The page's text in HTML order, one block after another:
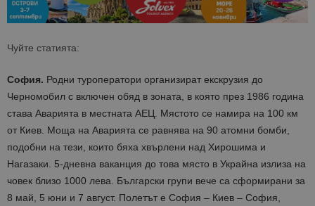
Чуйте статията:
София. Родни туроператори организират екскрузия до
Черномобил с включен обяд в зоната, в която през 1986 година
става Аварията в местната АЕЦ. Мястото се намира на 100 км
от Киев. Моща на Аварията се равнява на 90 атомни бомби,
подобни на тези, които бяха хвърлени над Хирошима и
Нагазаки. 5-дневна ваканция до това място в Украйна излиза на
човек близо 1000 лева. Български групи вече са сформирани за
8 май, 5 юни и 7 август. Полетът е София – Киев – София,